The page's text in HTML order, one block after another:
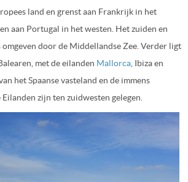
land en grenst aan Frankrijk in het
aan Portugal in het westen. Het zuiden en
door de Middellandse Zee. Verder ligt
met de eilanden Mallorca , Ibiza en
het Spaanse vasteland en de immens
zijn ten zuidwesten gelegen.